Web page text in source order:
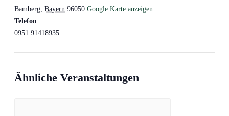
Bamberg Bayern 96050 Google Karte anzeigen
Telefon
0951 91418935
Ähnliche Veranstaltungen